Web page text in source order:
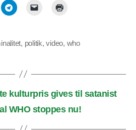
, politik,video, who
kulturpris gives til satanist
WHO stoppes nu!